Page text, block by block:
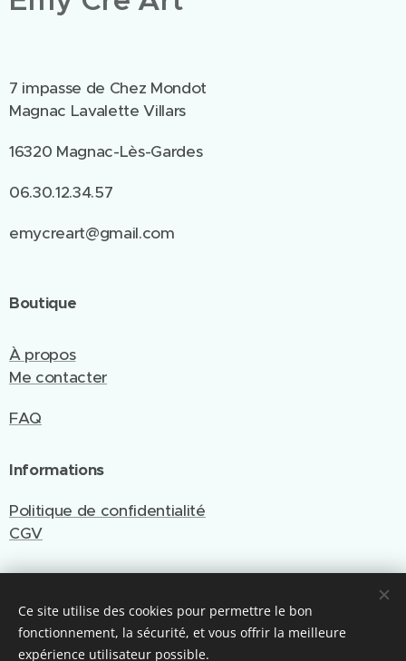
7 impasse de Chez Mondot
Magnac Lavalette Villars
16320 Magnac-Lès-Gardes
06.30.12.34.57
emycreart@gmail.com
Boutique
À propos
Me contacter
FAQ
Informations
Politique de confidentialité
CGV
Site créé et géré par Emy Cré'Art
Optimisé par Webnode
Cookies
Ce site utilise des cookies pour permettre le bon
fonctionnement, la sécurité, et vous offrir la meilleure
expérience utilisateur possible.